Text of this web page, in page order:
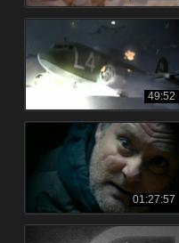
49:52
01:27:57